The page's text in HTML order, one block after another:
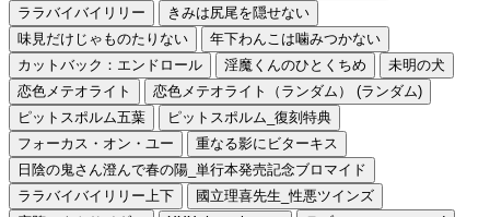
ララバイバイリリー
きみは尻尾を隠せない
味見だけじゃものたりない
年下わんこは噛みつかない
カットバック：エンドロール
淫魔くんのひとくちめ
未明の犬
恋色メテオライト
恋色メテオライト（ランダム） (ランダム)
ピットスポルム五葉
ピットスポルム_復刻特典
フォーカス・オン・ユー
重なる影にビターキス
日陰の鬼さん澄んで春の陽_単行本発売記念ブロマイド
ララバイバイリリー上下
國立理喜先生_性悪ツインズ